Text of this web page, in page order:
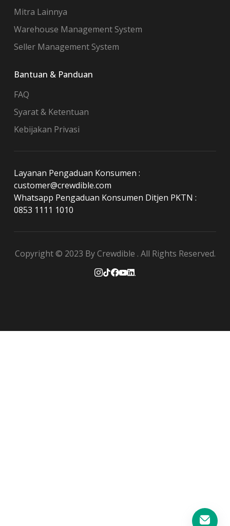
Mitra Lainnya
Warehouse Management System
Seller Management System
Bantuan & Panduan
FAQ
Syarat & Ketentuan
Kebijakan Privasi
Layanan Pengaduan Konsumen :
customer@crewdible.com
Whatsapp Pengaduan Konsumen Ditjen PKTN :
0853 1111 1010
Copyright © 2023 By Crewdible . All Rights Reserved.